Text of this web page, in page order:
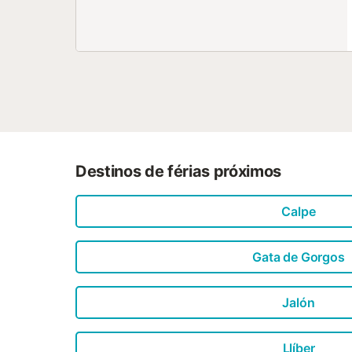
Destinos de férias próximos
Calpe
Gata de Gorgos
Jalón
Llíber